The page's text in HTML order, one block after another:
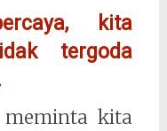
kita
tergoda
kita